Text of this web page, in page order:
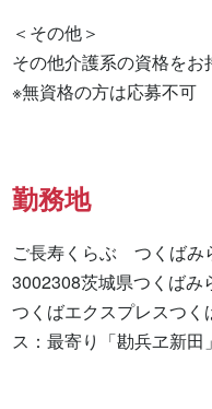
＜その他＞
その他介護系の資格をお
※無資格の方は応募不可
勤務地
ご長寿くらぶ　つくばみ
3002308茨城県つくばみ
つくばエクスプレスつ
ス：最寄り「勘兵ヱ新田